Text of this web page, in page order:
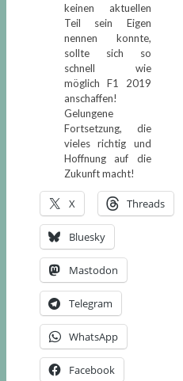
keinen aktuellen
Teil sein Eigen
nennen konnte,
sollte sich so
schnell wie
möglich F1 2019
anschaffen!
Gelungene
Fortsetzung, die
vieles richtig und
Hoffnung auf die
Zukunft macht!
X Threads
Bluesky
Mastodon
Telegram
WhatsApp
Facebook